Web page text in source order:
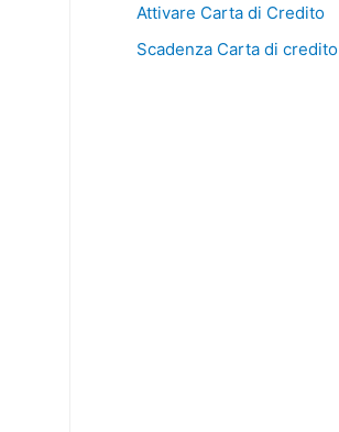
Attivare Carta di Credito
Scadenza Carta di credito